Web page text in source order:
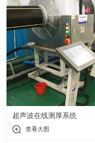
超声波在线测厚系统
查看大图